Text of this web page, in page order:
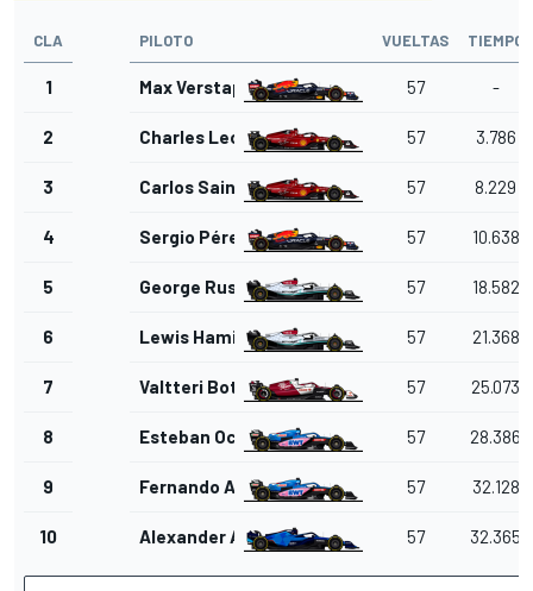
CLA PILOTO VUELTAS TIEMPO
1 Max Verstappen 57 -
2 Charles Leclerc 57 3.786
3 Carlos Sainz Jr. 57 8.229
4 Sergio Pérez 57 10.638
5 George Russell 57 18.582
6 Lewis Hamilton 57 21.368
7 Valtteri Bottas 57 25.073
8 Esteban Ocon 57 28.386
9 Fernando Alonso 57 32.128
10 Alexander Albon 57 32.365